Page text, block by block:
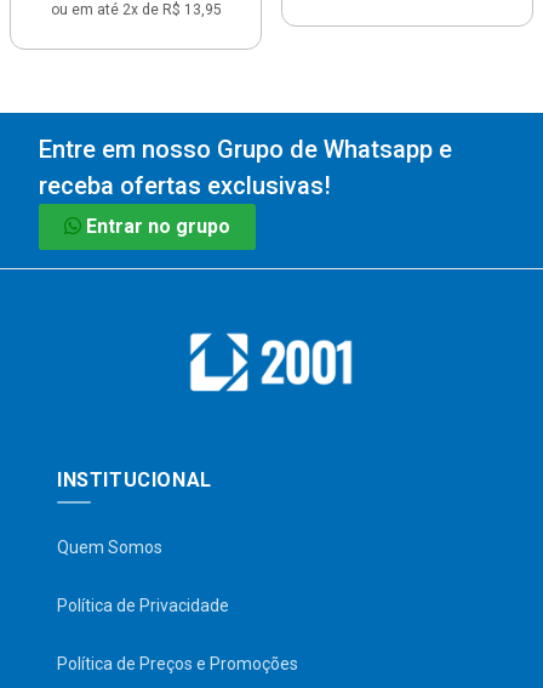
ou em até 2x de R$ 13,95
Entre em nosso Grupo de Whatsapp e
receba ofertas exclusivas!
Entrar no grupo
INSTITUCIONAL
Quem Somos
Política de Privacidade
Política de Preços e Promoções